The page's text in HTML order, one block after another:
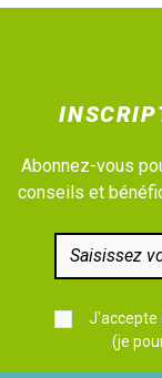
Abonnez-vous
conseils et
J'accepte
(je